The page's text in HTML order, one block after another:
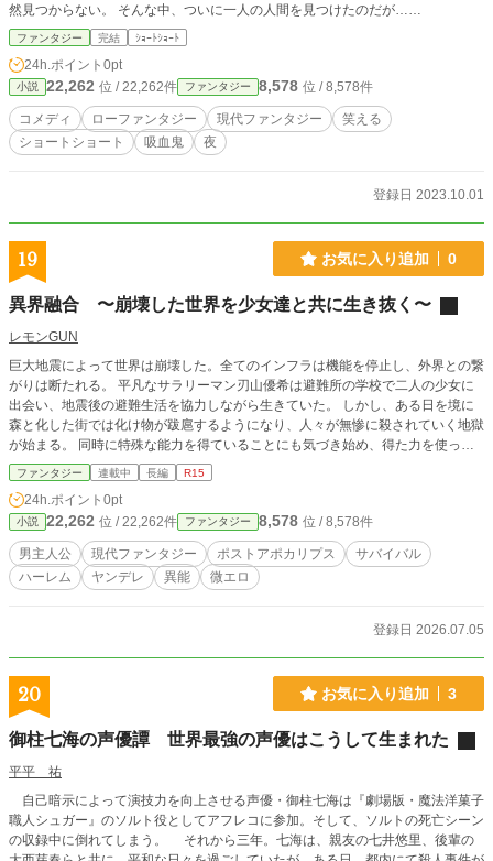
然見つからない。 そんな中、ついに一人の人間を見つけたのだが……
ファンタジー 完結 ｼｮｰﾄｼｮｰﾄ
24h.ポイント 0pt
小説 22,262 位 / 22,262件 ファンタジー 8,578 位 / 8,578件
コメディ ローファンタジー 現代ファンタジー
笑える
ショートショート
吸血鬼 夜
登録日 2023.10.01
19 お気に入り追加 0
異界融合 〜崩壊した世界を少女達と共に生き抜く〜
レモンGUN
巨大地震によって世界は崩壊した。全てのインフラは機能を停止し、外界との繋
がりは断たれる。 平凡なサラリーマン刃山優希は避難所の学校で二人の少女に
出会い、地震後の避難生活を協力しながら生きていた。 しかし、ある日を境に
森と化した街では化け物が跋扈するようになり、人々が無惨に殺されていく地獄
が始まる。 同時に特殊な能力を得ていることにも気づき始め、得た力を使って
化け物に対抗する人類。 これは、そんな崩壊し変貌した世界で足掻き続ける物
語。 ーーーーーーーーーーーー ファンタジー化した現代で、力強い系の女の子
達に愛されまくる話です。最終的にヤンデレハーレムになる予定ですので、お楽
しみに。 ※この作品は他サイトでも投稿しています。
ファンタジー 連載中 長編 R15
24h.ポイント 0pt
小説 22,262 位 / 22,262件 ファンタジー 8,578 位 / 8,578件
男主人公 現代ファンタジー ポストアポカリプス
サバイバル
ハーレム
ヤンデレ 異能 微エロ
登録日 2026.07.05
20 お気に入り追加 3
御柱七海の声優譚 世界最強の声優はこうして生まれた
平平 祐
自己暗示によって演技力を向上させる声優・御柱七海は『劇場版・魔法洋菓子
職人シュガー』のソルト役としてアフレコに参加。そして、ソルトの死亡シーン
の収録中に倒れてしまう。 それから三年。七海は、親友の七井悠里、後輩の